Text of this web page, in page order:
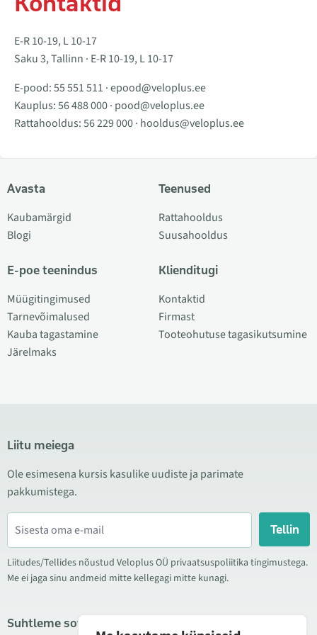
E-R 10-19, L 10-17
Saku 3, Tallinn · E-R 10-19, L 10-17
E-pood:55 551 511 ·epood@veloplus.ee
Kauplus:56 488 000· pood@veloplus.ee
Rattahooldus:56 229 000· hooldus@veloplus.ee
Avasta
Kaubamärgid
Blogi
E-poe teenindus
Müügitingimused
Tarnevõimalused
Kauba tagastamine
Järelmaks
Teenused
Rattahooldus
Suusahooldus
Klienditugi
Kontaktid
Firmast
Tooteohutuse tagasikutsumine
Liitu meiega
Ole esimesena kursis kasulike uudiste ja parimate
pakkumistega.
Tellin
Liitudes/Tellides nõustud Veloplus OÜ privaatsuspoliitika tingimustega.
Me ei jaga sinu andmeid mitte kellegagi mitte kunagi.
Suhtleme sotsiaalmeedias